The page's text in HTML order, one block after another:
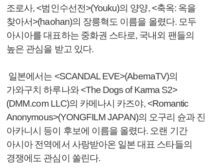
조로사, <범인수선전>(Youku)의 양양, <축옥: 옥을
찾아서>(haohan)의 장릉혁도 이름을 올렸다. 모두
아시아를 대표하는 중화권 스타로, 국내외 팬들의
높은 관심을 받고 있다.
일본에서는 <SCANDAL EVE>(AbemaTV)의
가와구치 하루나와 <The Dogs of Karma S2>
(DMM.com LLC)의 카메나시 카즈야, <Romantic
Anonymous>(YONGFILM JAPAN)의 오구리 슌과 진
아카니시 등이 후보에 이름을 올렸다. 오랜 기간
아시아 전역에서 사랑받아온 일본 대표 스타들의
경쟁에도 관심이 쏠린다.